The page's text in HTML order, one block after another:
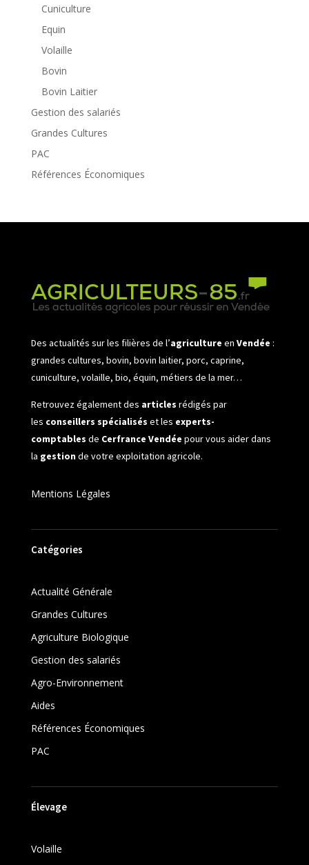
Cuniculture
Equin
Volaille
Bovin
Bovin Laitier
Gestion des salariés
Grandes Cultures
PAC
Références Économiques
Des actualités sur les filières de l’agriculture en Vendée :
grandes cultures, bovin, bovin laitier, porc, caprine,
cuniculture, volaille, bio, équin, métiers de la mer…
Retrouvez également des articles rédigés par
les conseillers spécialisés et les experts-
comptables de Cerfrance Vendée pour vous aider dans
la gestionde votre exploitation agricole.
Mentions Légales
Catégories
Actualité Générale
Grandes Cultures
Agriculture Biologique
Gestion des salariés
Agro-Environnement
Aides
Références Économiques
PAC
Élevage
Volaille